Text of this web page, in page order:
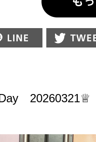
Pin this
20260321♕